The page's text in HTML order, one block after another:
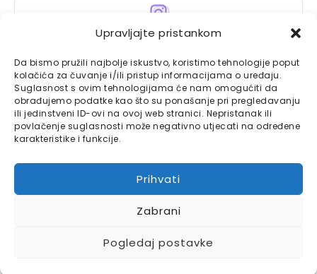
Upravljajte pristankom
Da bismo pružili najbolje iskustvo, koristimo tehnologije poput
kolačića za čuvanje i/ili pristup informacijama o uređaju.
Suglasnost s ovim tehnologijama će nam omogućiti da
obrađujemo podatke kao što su ponašanje pri pregledavanju
ili jedinstveni ID-ovi na ovoj web stranici. Nepristanak ili
povlačenje suglasnosti može negativno utjecati na određene
karakteristike i funkcije.
Prihvati
Zabrani
Pogledaj postavke
Instagram
Bajtbox
Linkovi
Kontaktirajte nas
Impressum
Bajtbox koristi
usluge.